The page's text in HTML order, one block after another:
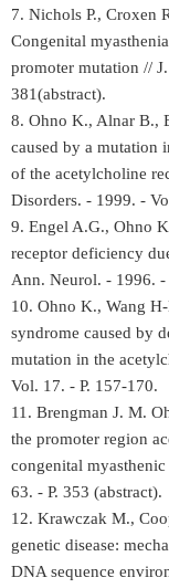
7. Nichols P., Croxen
Congenital
promoter mutation //
381(abstract).
8. Ohno K., Alnar B.,
caused by a mutation
of the acetylcholine
Disorders. - 1999. -
9. Engel A.G., Ohno
receptor deficiency
Ann. Neurol. - 1996. -
10. Ohno K., Wang
syndrоme caused by
mutation in the
Vol. 17. - P. 157-170.
11. Brengman J. M.
the promoter region
congenital
63. - P. 353 (abstract).
12. Krawczak M.,
genetic disease:
DNA sequence